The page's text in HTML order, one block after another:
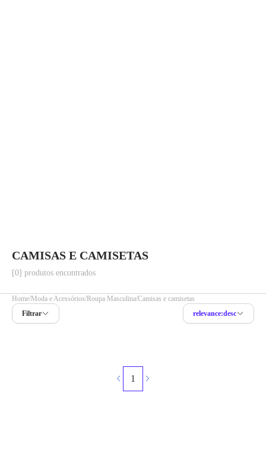
CAMISAS E CAMISETAS
[0] produtos encontrados
Home Moda e Acessórios Roupa Masculina Camisas e camisetas
Filtrar
relevance:desc
1